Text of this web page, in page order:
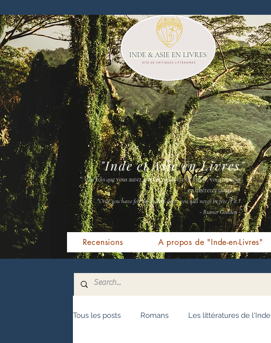
INDE & ASIE EN LIVRES
"Une fois que vous aurez senti la poussière de l'Inde, vous ne vous
en libérerez jamais " -
"Once you have felt the Indian dust, you will never be free of it."
- Rumer Godden -
"Inde et Asie en Livres"
Recensions A propos de "Inde-en-Livres"
Tous les posts Romans Les littératures de l'Inde